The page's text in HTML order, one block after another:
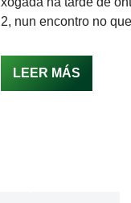
2, nun encontro no
LEER MÁS